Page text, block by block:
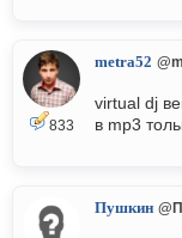
833
metra52
virtual dj
в mp3
Пушкин